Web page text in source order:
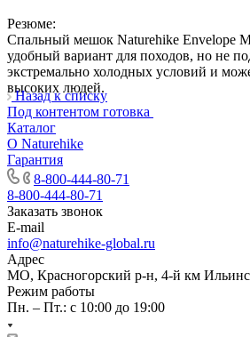
Резюме:
Спальный мешок Naturehike Envelope
удобный вариант для походов, но не
экстремально холодных условий и
высоких людей.
Назад к списку
Под контентом готовка
Каталог
О Naturehike
Гарантия
8-800-444-80-71
8-800-444-80-71
Заказать звонок
E-mail
info@naturehike-global.ru
Адрес
МО, Красногорский р-н, 4-й км
Режим работы
Пн. – Пт.: с 10:00 до 19:00